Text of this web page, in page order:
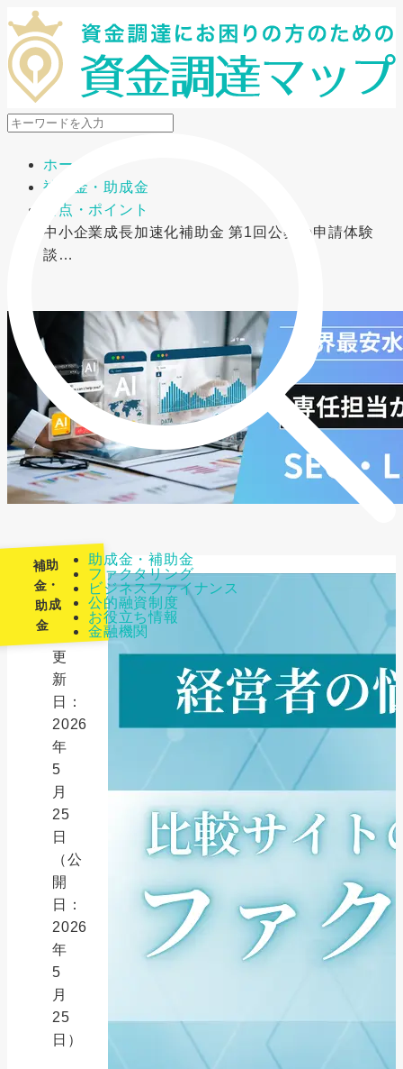
メニューを開閉
助成金・補助金
ファクタリング
ビジネスファイナンス
公的融資制度
お役立ち情報
金融機関
ホーム
補助金・助成金
要点・ポイント
中小企業成長加速化補助金 第1回公募の申請体験
談…
補助
金・
助成
金
最
更
新
日：
2026
年
5
月
25
日
（公
開
日：
2026
年
5
月
25
日）